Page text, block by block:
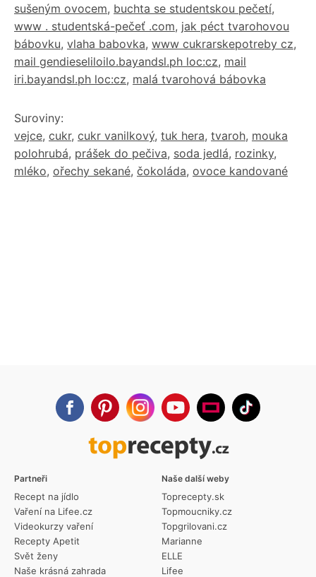
sušeným ovocem, buchta se studentskou pečetí,
www . studentská-pečeť .com, jak péct tvarohovou
bábovku, vlaha babovka, www cukrarskepotreby cz,
mail gendieseliloilo.bayandsl.ph loc:cz, mail
iri.bayandsl.ph loc:cz, malá tvarohová bábovka
Suroviny:
vejce, cukr, cukr vanilkový, tuk hera, tvaroh, mouka
polohrubá, prášek do pečiva, soda jedlá, rozinky,
mléko, ořechy sekané, čokoláda, ovoce kandované
Partneři
Recept na jídlo
Vaření na Lifee.cz
Videokurzy vaření
Recepty Apetit
Svět ženy
Naše krásná zahrada
Naše další weby
Toprecepty.sk
Topmoucniky.cz
Topgrilovani.cz
Marianne
ELLE
Lifee